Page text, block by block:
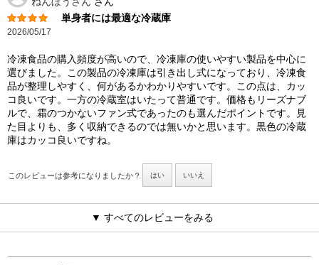
単身者には最適な冷蔵庫
2026/05/17
冷凍食品の購入頻度が高いので、冷凍庫の使いやすい製品を中心に
選びました。この製品の冷凍庫は引き出し式になっており、冷凍食
品が整理しやすく、何があるかわかりやすいです。この点は、カッ
コ良いです。一方の冷蔵室はいたって普通です。価格もリーズナブ
ルで、霜のつかないファン式であったのも選んだポイントです。見
た目よりも、多く収納できるのでは無いかと思います。黒色の冷蔵
庫はカッコ良いですね。
このレビューは参考になりましたか？ はい いいえ
▼ すべてのレビューをみる